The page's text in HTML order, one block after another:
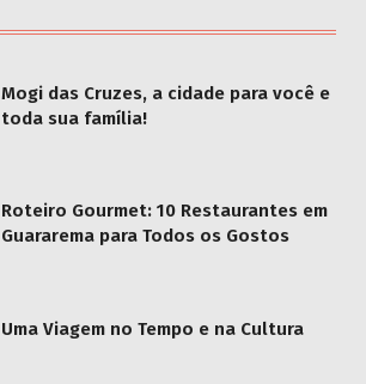
Mogi das Cruzes, a cidade para você e
toda sua família!
Roteiro Gourmet: 10 Restaurantes em
Guararema para Todos os Gostos
Uma Viagem no Tempo e na Cultura